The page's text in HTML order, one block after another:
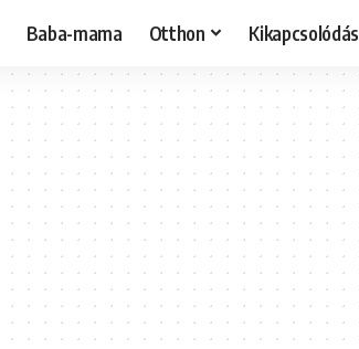
Baba-mama Otthon Kikapcsolódás